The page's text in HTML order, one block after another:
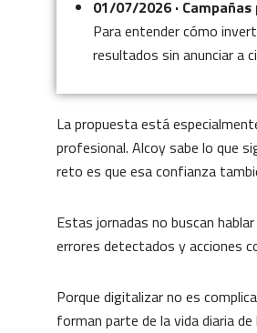
01/07/2026 ·
Para entender cómo
resultados sin anunciar a
La propuesta está
profesional. Alcoy sabe lo que
reto es que esa confianza
Estas jornadas no buscan
errores detectados y acciones
Porque digitalizar no es
forman parte de la vida diaria